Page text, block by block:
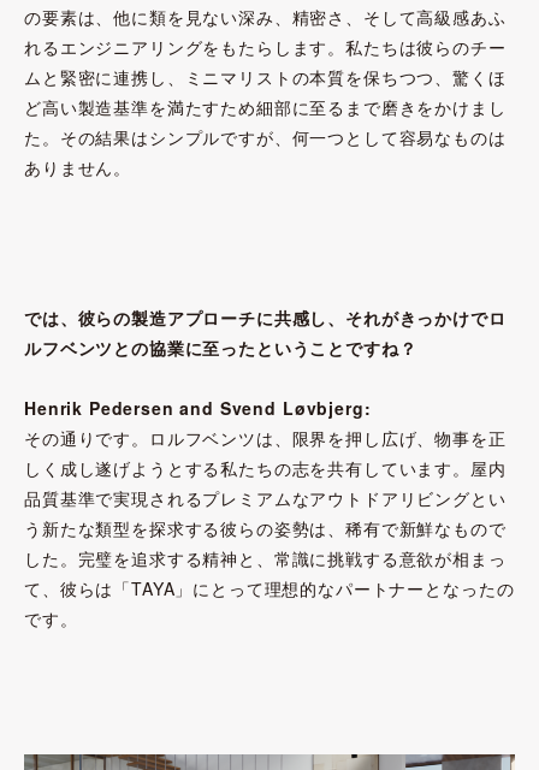
の要素は、他に類を見ない深み、精密さ、そして高級感あふ
れるエンジニアリングをもたらします。私たちは彼らのチー
ムと緊密に連携し、ミニマリストの本質を保ちつつ、驚くほ
ど高い製造基準を満たすため細部に至るまで磨きをかけまし
た。その結果はシンプルですが、何一つとして容易なものは
ありません。
では、彼らの製造アプローチに共感し、それがきっかけでロ
ルフベンツとの協業に至ったということですね？
Henrik Pedersen and Svend Løvbjerg:
その通りです。ロルフベンツは、限界を押し広げ、物事を正
しく成し遂げようとする私たちの志を共有しています。屋内
品質基準で実現されるプレミアムなアウトドアリビングとい
う新たな類型を探求する彼らの姿勢は、稀有で新鮮なもので
した。完璧を追求する精神と、常識に挑戦する意欲が相まっ
て、彼らは「TAYA」にとって理想的なパートナーとなったの
です。